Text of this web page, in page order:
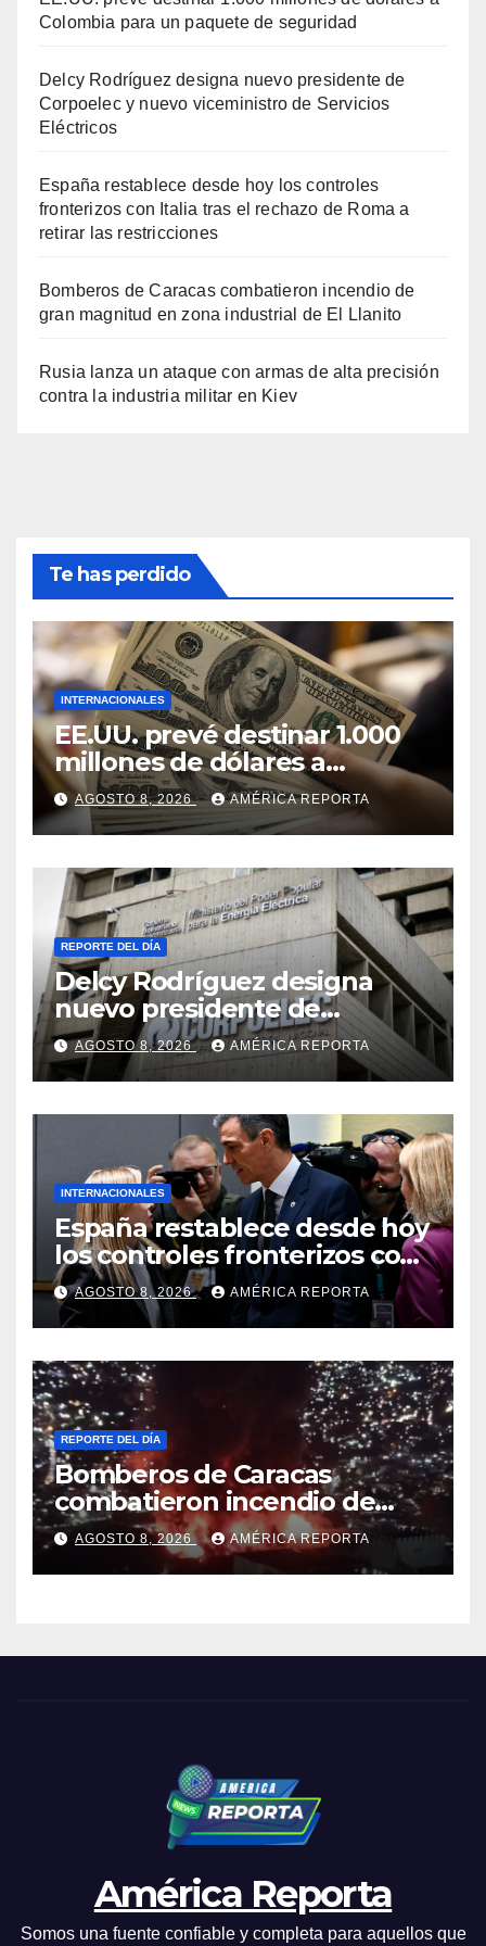
Colombia para un paquete de seguridad
Delcy Rodríguez designa nuevo presidente de
Corpoelec y nuevo viceministro de Servicios
Eléctricos
España restablece desde hoy los controles
fronterizos con Italia tras el rechazo de Roma a
retirar las restricciones
Bomberos de Caracas combatieron incendio de
gran magnitud en zona industrial de El Llanito
Rusia lanza un ataque con armas de alta precisión
contra la industria militar en Kiev
Te has perdido
INTERNACIONALES
EE.UU. prevé destinar 1.000
millones de dólares a
Colombia para un paquete
de seguridad
AGOSTO 8, 2026 AMÉRICA REPORTA
REPORTE DEL DÍA
Delcy Rodríguez designa
nuevo presidente de
Corpoelec y nuevo
viceministro de Servicios
Eléctricos
AGOSTO 8, 2026 AMÉRICA REPORTA
INTERNACIONALES
España restablece desde hoy
los controles fronterizos con
Italia tras el rechazo de Roma
a retirar las restricciones
AGOSTO 8, 2026 AMÉRICA REPORTA
REPORTE DEL DÍA
Bomberos de Caracas
combatieron incendio de
gran magnitud en zona
industrial de El Llanito
AGOSTO 8, 2026 AMÉRICA REPORTA
América Reporta
Somos una fuente confiable y completa para aquellos que